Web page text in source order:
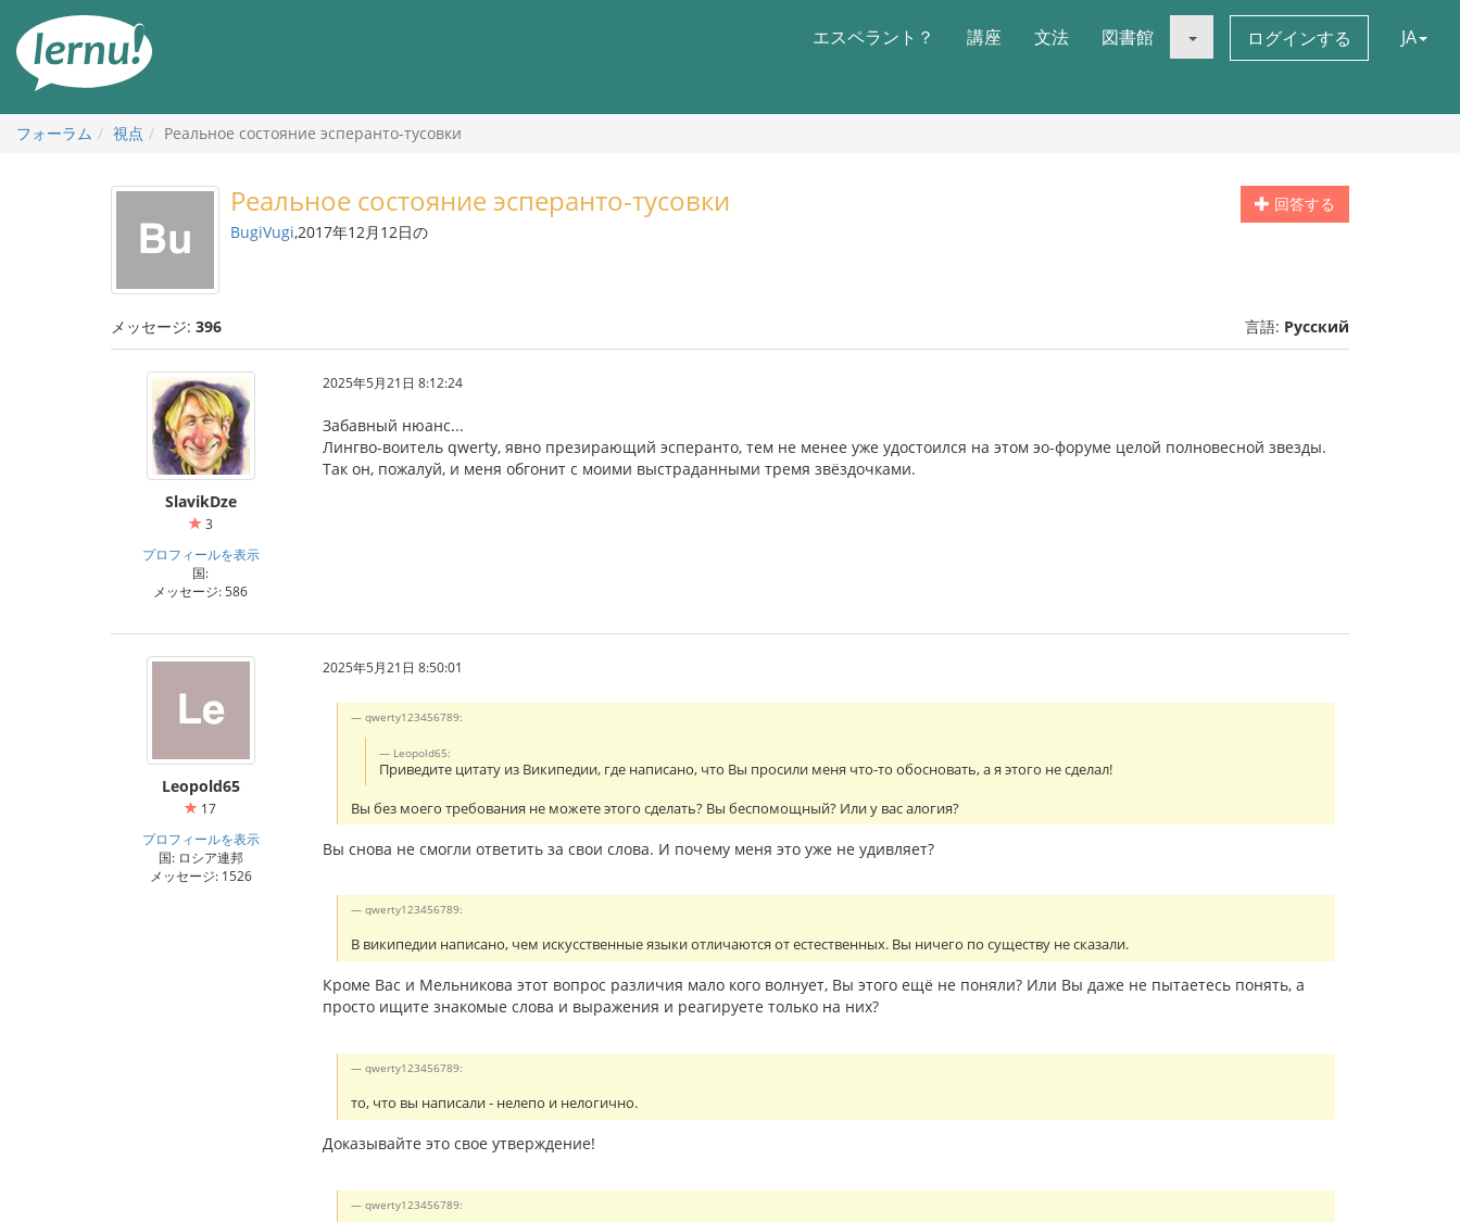
エスペラント？ 講座 文法 図書館 ログインする JA
フォーラム 視点 Реальное состояние эсперанто-тусовки
回答する
Реальное состояние эсперанто-тусовки
BugiVugi,2017年12月12日の
メッセージ: 396 言語: Русский
SlavikDze
3
プロフィールを表示
国:
メッセージ: 586
2025年5月21日 8:12:24
Забавный нюанс...
Лингво-воитель qwerty, явно презирающий эсперанто, тем не менее уже удостоился на этом эо-форуме целой полновесной звезды.
Так он, пожалуй, и меня обгонит с моими выстраданными тремя звёздочками.
Leopold65
17
プロフィールを表示
国: ロシア連邦
メッセージ: 1526
2025年5月21日 8:50:01
qwerty123456789:
Leopold65:
Приведите цитату из Википедии, где написано, что Вы просили меня что-то обосновать, а я этого не сделал!
Вы без моего требования не можете этого сделать? Вы беспомощный? Или у вас алогия?
Вы снова не смогли ответить за свои слова. И почему меня это уже не удивляет?
qwerty123456789:
В википедии написано, чем искусственные языки отличаются от естественных. Вы ничего по существу не сказали.
Кроме Вас и Мельникова этот вопрос различия мало кого волнует, Вы этого ещё не поняли? Или Вы даже не пытаетесь понять, а
просто ищите знакомые слова и выражения и реагируете только на них?
qwerty123456789:
то, что вы написали - нелепо и нелогично.
Доказывайте это свое утверждение!
qwerty123456789: